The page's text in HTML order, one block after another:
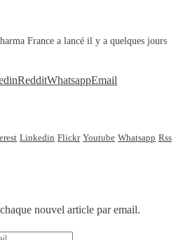
France a lancé il y a quelques jours
RedditWhatsappEmail
Linkedin Flickr Youtube Whatsapp Rss
nouvel article par email.